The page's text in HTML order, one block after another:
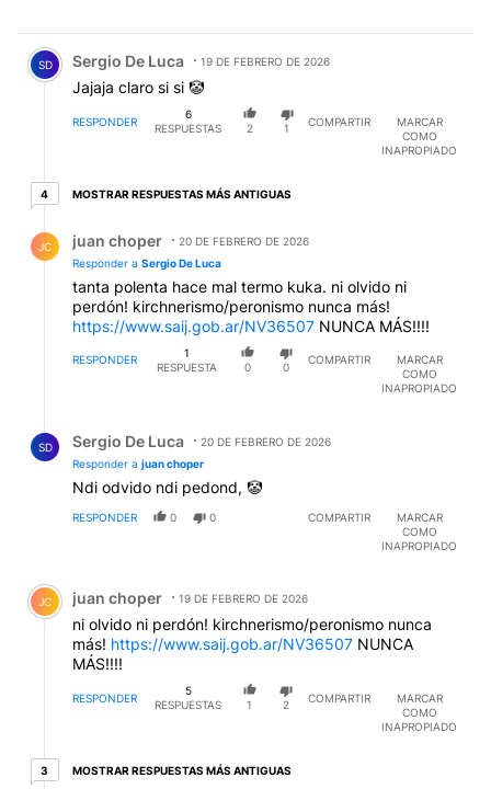
Comentario de Sergio De Luca.
SD Sergio De Luca 19 DE FEBRERO DE 2026
Jajaja claro si si 🤡
RESPONDER
6
RESPUESTAS
2 1
COMPARTIR
MARCAR
COMO
INAPROPIADO
44 respuestas más antiguas
MOSTRAR RESPUESTAS MÁS ANTIGUAS
JC juan choper
20 DE FEBRERO DE 2026
Responder a Sergio De Luca
tanta polenta hace mal termo kuka. ni olvido ni
perdón! kirchnerismo/peronismo nunca más!
https://www.saij.gob.ar/NV36507 NUNCA MÁS!!!!
RESPONDER
1
RESPUESTA
0 0
COMPARTIR
MARCAR
COMO
INAPROPIADO
SD Sergio De Luca
20 DE FEBRERO DE 2026
Responder a juan choper
Ndi odvido ndi pedond, 🤡
RESPONDER 0 0 COMPARTIR
MARCAR
COMO
INAPROPIADO
Comentario de juan choper.
JC juan choper 19 DE FEBRERO DE 2026
ni olvido ni perdón! kirchnerismo/peronismo nunca
más! https://www.saij.gob.ar/NV36507 NUNCA
MÁS!!!!
RESPONDER
5
RESPUESTAS
1 2
COMPARTIR
MARCAR
COMO
INAPROPIADO
33 respuestas más antiguas
MOSTRAR RESPUESTAS MÁS ANTIGUAS